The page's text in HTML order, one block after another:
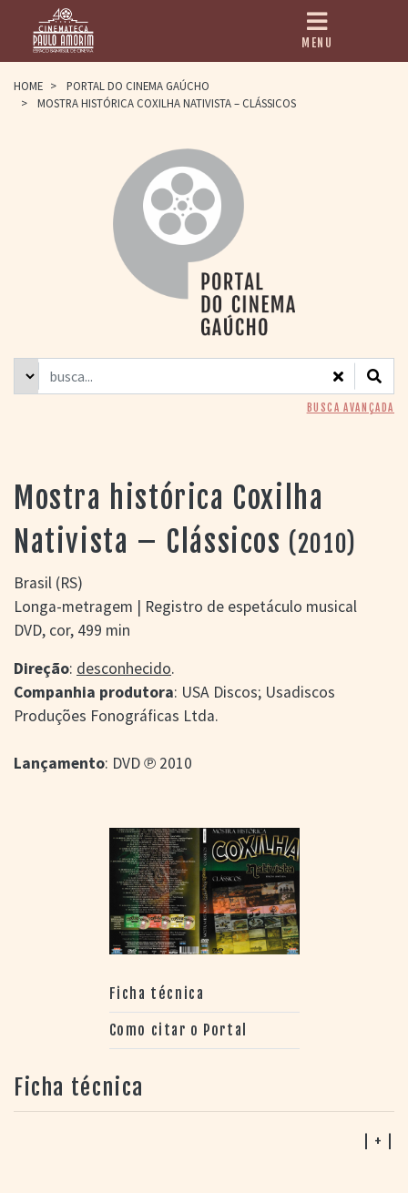
HOME
PAULO AMORIM
> HOMENAGEADOS
> EQUIPE
> ASSOCIAÇÃO DOS
> BIBLIOTECA
ROMEU GRIMALDI
> GRADE SEMANAL
> PREÇOS E
DESCONTOS
CINEMA GAÚCHO
> APRESENTAÇÃO
> BUSCA AVANÇADA
> FILMOGRAFIAS DE
CINEASTAS
> DISCOGRAFIAS
> BIBLIOGRAFIAS
CONTATO E
LOCALIZAÇÃO
MENU
HOME >
PORTAL DO CINEMA GAÚCHO
>
MOSTRA HISTÓRICA COXILHA NATIVISTA – CLÁSSICOS
BUSCA AVANÇADA
Mostra histórica Coxilha
Nativista – Clássicos (2010)
Brasil (RS)
Longa-metragem | Registro de espetáculo musical
DVD, cor, 499 min
Direção: desconhecido.
Companhia produtora: USA Discos; Usadiscos
Produções Fonográficas Ltda.
Lançamento: DVD ℗ 2010
Ficha técnica
Como citar o Portal
Ficha técnica
| + |